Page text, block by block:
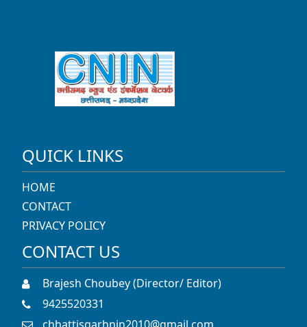
CONTACT
PRIVACY POLICY
Brajesh Choubey (Director/ Editor)
9425520331
chhattisgarhnin2010@gmail.com
पुराना सम्राट टॉकीज काम्प्लेक्स, स्टेशन रोड, रायपुर
SOCIAL LINKS